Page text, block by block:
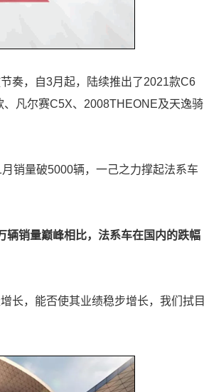
奏，自3月起，陆续推出了2021款C6
凡尔赛C5X、2008THEONE及天逸骑
销量破5000辆，一己之力撑起法系车
辆销量巅峰相比，法系车在国内的跌幅
长，能否使其业绩稳步增长，我们拭目